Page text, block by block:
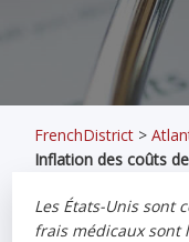
FrenchDistrict >
Inflation des coûts
Les États-Unis sont
frais médicaux sont